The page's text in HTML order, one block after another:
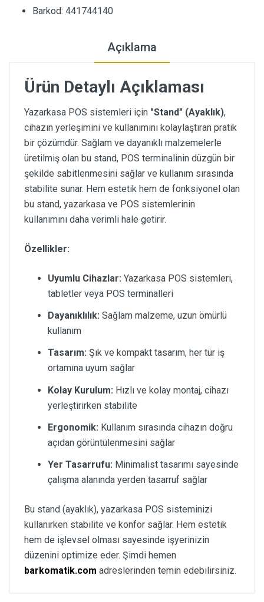
Barkod: 441744140
Açıklama
Ürün Detaylı Açıklaması
Yazarkasa POS sistemleri için "Stand" (Ayaklık),
cihazın yerleşimini ve kullanımını kolaylaştıran pratik
bir çözümdür. Sağlam ve dayanıklı malzemelerle
üretilmiş olan bu stand, POS terminalinin düzgün bir
şekilde sabitlenmesini sağlar ve kullanım sırasında
stabilite sunar. Hem estetik hem de fonksiyonel olan
bu stand, yazarkasa ve POS sistemlerinin
kullanımını daha verimli hale getirir.
Özellikler:
Uyumlu Cihazlar: Yazarkasa POS sistemleri,
tabletler veya POS terminalleri
Dayanıklılık: Sağlam malzeme, uzun ömürlü
kullanım
Tasarım: Şık ve kompakt tasarım, her tür iş
ortamına uyum sağlar
Kolay Kurulum: Hızlı ve kolay montaj, cihazı
yerleştirirken stabilite
Ergonomik: Kullanım sırasında cihazın doğru
açıdan görüntülenmesini sağlar
Yer Tasarrufu: Minimalist tasarımı sayesinde
çalışma alanında yerden tasarruf sağlar
Bu stand (ayaklık), yazarkasa POS sisteminizi
kullanırken stabilite ve konfor sağlar. Hem estetik
hem de işlevsel olması sayesinde işyerinizin
düzenini optimize eder. Şimdi hemen
barkomatik.com adreslerinden temin edebilirsiniz.